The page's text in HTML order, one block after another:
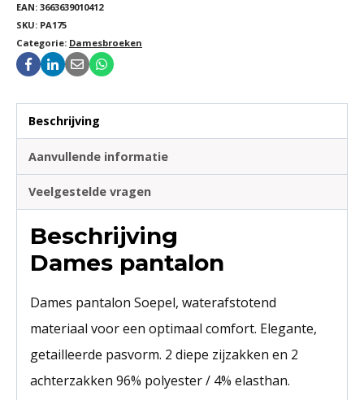
EAN: 3663639010412
SKU: PA175
Categorie: Damesbroeken
Beschrijving
Aanvullende informatie
Veelgestelde vragen
Beschrijving
Dames pantalon
Dames pantalon Soepel, waterafstotend
materiaal voor een optimaal comfort. Elegante,
getailleerde pasvorm. 2 diepe zijzakken en 2
achterzakken 96% polyester / 4% elasthan.